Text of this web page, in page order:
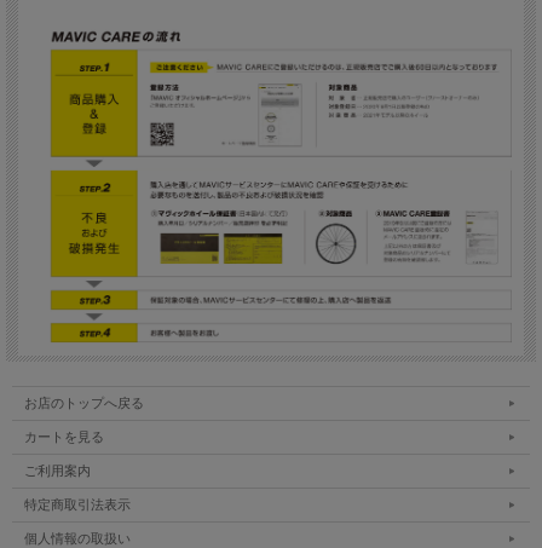
お店のトップへ戻る
カートを見る
ご利用案内
特定商取引法表示
個人情報の取扱い